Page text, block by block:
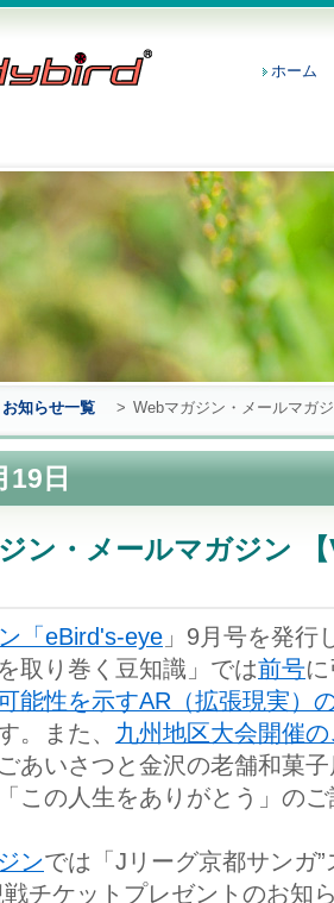
ホーム
お知らせ一覧 > Webマガジン・メールマガ
19日
ン・メールマガジン
「eBird's-eye 」9月号を発行
取り巻く豆知識」では前号
能性を示すAR（拡張現実）
。また、 九州地区大会開催
あいさつと金沢の老舗和菓
この人生をありがとう」の
ンでは「Jリーグ京都サンガ
戦チケットプレゼントのお知